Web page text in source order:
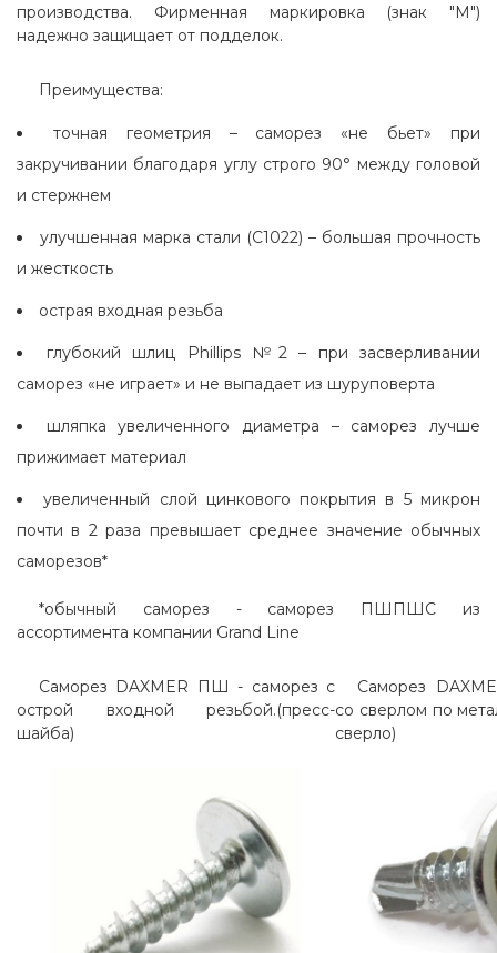
производства. Фирменная маркировка (знак "М")
надежно защищает от подделок.
Преимущества:
точная геометрия – саморез «не бьет» при
закручивании благодаря углу строго 90° между головой
и стержнем
улучшенная марка стали (С1022) – большая прочность
и жесткость
острая входная резьба
глубокий шлиц Phillips №2 – при засверливании
саморез «не играет» и не выпадает из шуруповерта
шляпка увеличенного диаметра – саморез лучше
прижимает материал
увеличенный слой цинкового покрытия в 5 микрон
почти в 2 раза превышает среднее значение обычных
саморезов*
*обычный саморез - саморез ПШПШС из
ассортимента компании Grand Line
Саморез DAXMER ПШ - саморез с
острой входной резьбой.(пресс-
шайба)
Саморез
со сверлом по
сверло)